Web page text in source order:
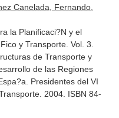
Canelada, Fernando,
la Planificaci?N y el
y Transporte. Vol. 3.
de Transporte y
de las Regiones
Presidentes del VI
2004. ISBN 84-